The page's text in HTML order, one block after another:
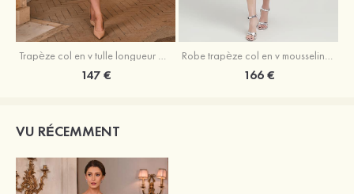
Trapèze col en v tulle longueur mollet robe de mère de la mariée avec appliqué paillettes ceinture
147 €
Robe trapèze col en v mousseline longueur mollet robe de mère de la mariée avec perle
166 €
VU RÉCEMMENT